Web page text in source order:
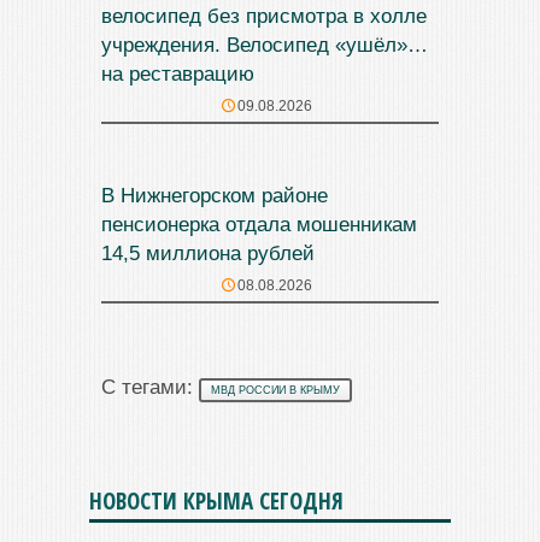
велосипед без присмотра в холле
учреждения. Велосипед «ушёл»…
на реставрацию
09.08.2026
В Нижнегорском районе
пенсионерка отдала мошенникам
14,5 миллиона рублей
08.08.2026
С тегами: МВД РОССИИ В КРЫМУ
НОВОСТИ КРЫМА СЕГОДНЯ